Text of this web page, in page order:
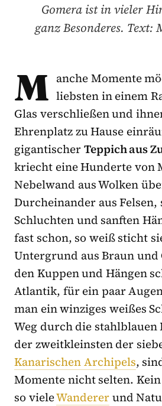
Gomera ist in vieler
ganz Besonderes. Text:
M anche Momente
liebsten in einem
Glas verschließen und
Ehrenplatz zu Hause
gigantischerTeppich aus
kriecht eine Hunderte von
Nebelwand aus Wolken
Durcheinander aus Felsen,
Schluchten und sanften
fast schon, so weiß sticht
Untergrund aus Braun
den Kuppen und Hängen
Atlantik, für ein paar
man ein winziges weißes
Weg durch die
der zweitkleinsten der
Kanarischen Archipels,
Momente nicht selten. Kein
so vieleWandererund